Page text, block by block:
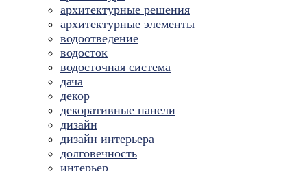
архитектурные решения
архитектурные элементы
водоотведение
водосток
водосточная система
дача
декор
декоративные панели
дизайн
дизайн интерьера
долговечность
интерьер